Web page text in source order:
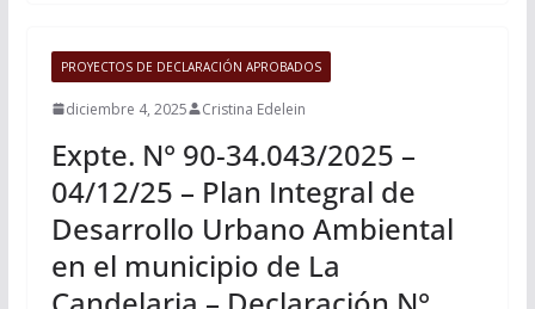
PROYECTOS DE DECLARACIÓN APROBADOS
diciembre 4, 2025 Cristina Edelein
Expte. N° 90-34.043/2025 –
04/12/25 – Plan Integral de
Desarrollo Urbano Ambiental
en el municipio de La